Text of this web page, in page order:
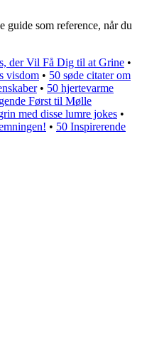
som reference, når du
der Vil Få Dig til at Grine •
visdom • 50 søde citater om
• 50 hjertevarme
Først til Mølle
med disse lumre jokes •
• 50 Inspirerende